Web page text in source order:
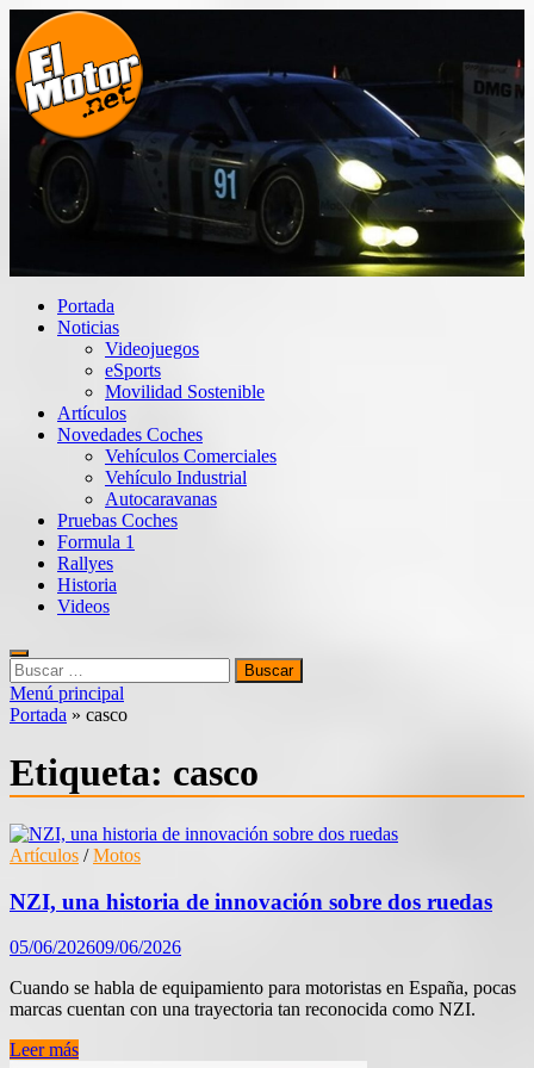
Saltar
contenido
El Motor punto Net
Información sobre novedades y pruebas de Automóviles
Portada
Noticias
Videojuegos
eSports
Movilidad Sostenible
Artículos
Novedades Coches
Vehículos Comerciales
Vehículo Industrial
Autocaravanas
Pruebas Coches
Formula 1
Rallyes
Historia
Videos
Buscar:
Menú principal
Portada » casco
Etiqueta: casco
Artículos /Motos
NZI, una historia de innovación sobre dos ruedas
05/06/202609/06/2026
Cuando se habla de equipamiento para motoristas en España, pocas
marcas cuentan con una trayectoria tan reconocida como NZI.
NZI,
Leer más